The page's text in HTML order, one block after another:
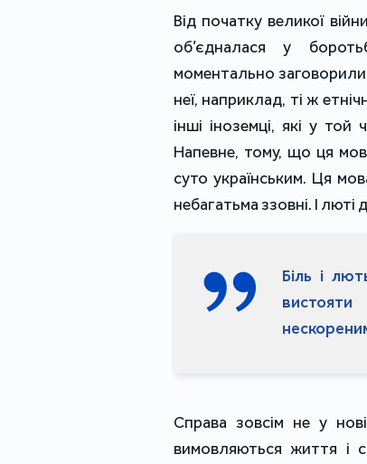
Від початку великої
об’єдналася у
моментально заговорили
неї, наприклад, ті ж
інші іноземці, які у той
Напевне, тому, що ця
суто українським. Ця
небагатьма ззовні. І люті
Біль і
Справа зовсім не у
вимовляються життя і